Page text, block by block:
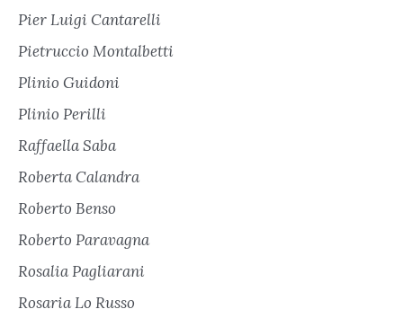
Pier Luigi Cantarelli
Pietruccio Montalbetti
Plinio Guidoni
Plinio Perilli
Raffaella Saba
Roberta Calandra
Roberto Benso
Roberto Paravagna
Rosalia Pagliarani
Rosaria Lo Russo